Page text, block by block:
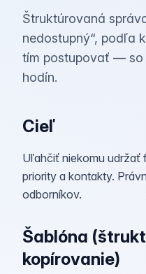
Štruktúrovaná
nedostupný“, podľa
tím postupovať — so
hodín.
Cieľ
Uľahčiť niekomu udržať
priority a kontakty.
odborníkov.
Šablóna
kopírovanie)